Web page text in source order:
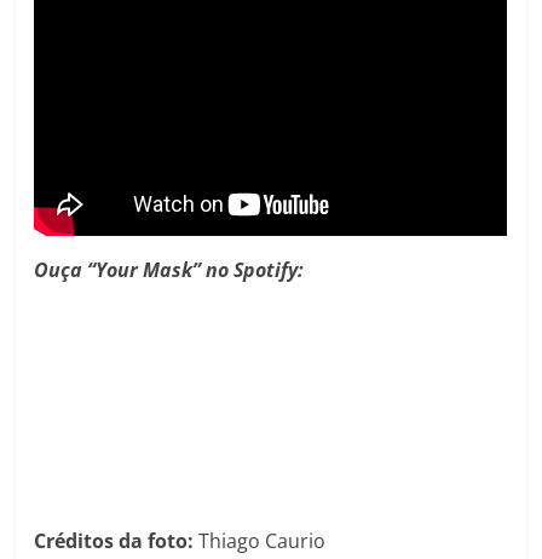
Ouça “Your Mask” no Spotify:
Créditos da foto: Thiago Caurio